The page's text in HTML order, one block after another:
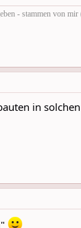
- stammen von
in